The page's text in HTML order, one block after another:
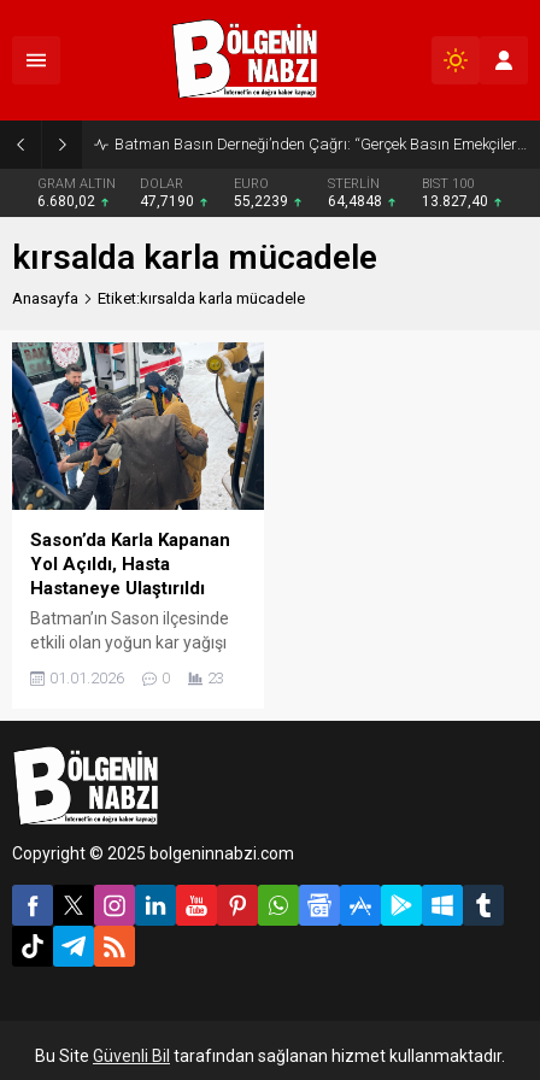
Batman Basın Derneği’nden Çağrı: “Gerçek Basın Emekçileri Desteklenmeli”
GRAM ALTIN
6.680,02
DOLAR
47,7190
EURO
55,2239
STERLİN
64,4848
BIST 100
13.827,40
kırsalda karla mücadele
Anasayfa Etiket:kırsalda karla mücadele
Sason’da Karla Kapanan
Yol Açıldı, Hasta
Hastaneye Ulaştırıldı
Batman’ın Sason ilçesinde
etkili olan yoğun kar yağışı
Dereköy köyünde
mücadele ekiplerinin
zamanında müdahalesiyle
hastaneye ulaştırıldı.
01.01.2026 0 23
Copyright © 2025 bolgeninnabzi.com
Bu Site Güvenli Bil tarafından sağlanan hizmet kullanmaktadır.